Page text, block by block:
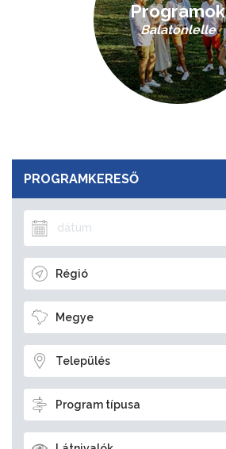
PROGRAMKERESŐ
Régió
Megye
Település
Program típusa
Programok
Balatonlelle